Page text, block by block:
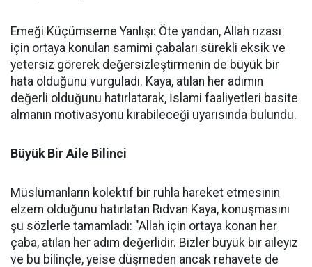
Emeği Küçümseme Yanlışı: Öte yandan, Allah rızası
için ortaya konulan samimi çabaları sürekli eksik ve
yetersiz görerek değersizleştirmenin de büyük bir
hata olduğunu vurguladı. Kaya, atılan her adımın
değerli olduğunu hatırlatarak, İslami faaliyetleri basite
almanın motivasyonu kırabileceği uyarısında bulundu.
Büyük Bir Aile Bilinci
Müslümanların kolektif bir ruhla hareket etmesinin
elzem olduğunu hatırlatan Rıdvan Kaya, konuşmasını
şu sözlerle tamamladı: "Allah için ortaya konan her
çaba, atılan her adım değerlidir. Bizler büyük bir aileyiz
ve bu bilinçle, yeise düşmeden ancak rehavete de